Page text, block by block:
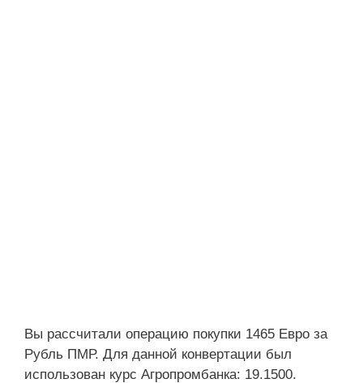
Вы рассчитали операцию покупки 1465 Евро за
Рубль ПМР. Для данной конвертации был
использован курс Агропромбанка: 19.1500.